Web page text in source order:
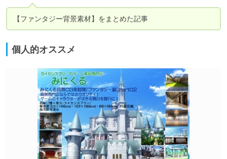
【ファンタジー背景素材】をまとめた記事
個人的オススメ